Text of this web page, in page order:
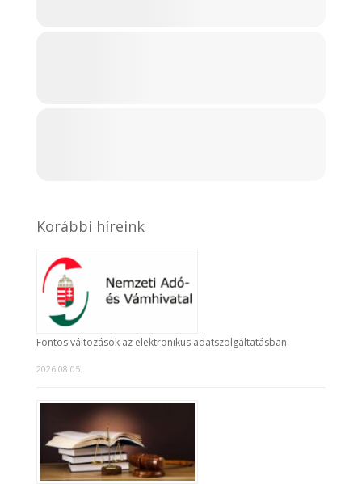
Korábbi híreink
Fontos változások az elektronikus adatszolgáltatásban
2026.08.05.